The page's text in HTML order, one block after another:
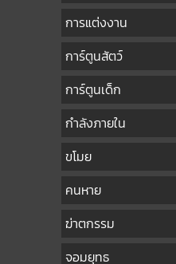
การแต่งงาน
การ์ตูนสัตว์
การ์ตูนเด็ก
กำลังภายใน
ขโมย
คนหาย
ฆ่าตกรรม
จอมยุทธ